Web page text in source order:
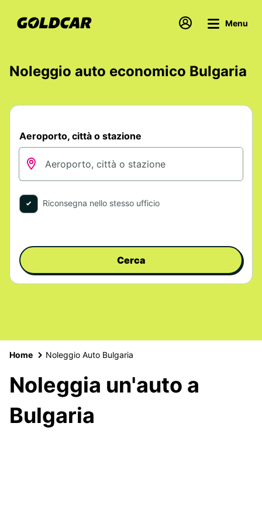
Menu
Noleggio auto economico Bulgaria
Aeroporto, città o stazione
Riconsegna nello stesso ufficio
Cerca
Home Noleggio Auto Bulgaria
Noleggia un'auto a
Bulgaria